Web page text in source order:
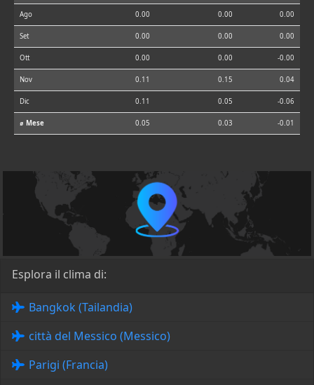
Ago 0.00 0.00 0.00
Set 0.00 0.00 0.00
Ott 0.00 0.00 -0.00
Nov 0.11 0.15 0.04
Dic 0.11 0.05 -0.06
⌀ Mese 0.05 0.03 -0.01
Esplora il clima di:
Bangkok (Tailandia)
città del Messico (Messico)
Parigi (Francia)